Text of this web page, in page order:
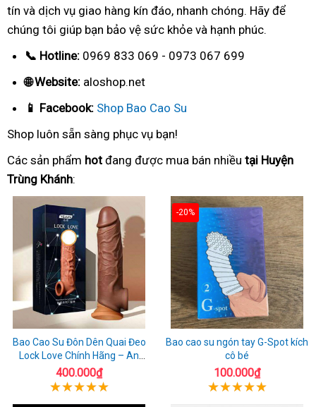
tín và dịch vụ giao hàng kín đáo, nhanh chóng. Hãy để
chúng tôi giúp bạn bảo vệ sức khỏe và hạnh phúc.
📞 Hotline: 0969 833 069 - 0973 067 699
🌐 Website: aloshop.net
📱 Facebook: Shop Bao Cao Su
Shop luôn sẵn sàng phục vụ bạn!
Các sản phẩm hot đang được mua bán nhiều tại Huyện
Trùng Khánh:
Bao Cao Su Đôn Dên Quai Đeo
Lock Love Chính Hãng – An
Toàn, Đáng Tin Cậy
400.000₫
-20%
Bao cao su ngón tay G-Spot kích
cô bé
100.000₫